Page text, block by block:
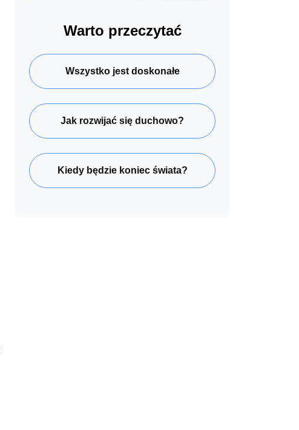
Warto przeczytać
Wszystko jest doskonałe
Jak rozwijać się duchowo?
Kiedy będzie koniec świata?